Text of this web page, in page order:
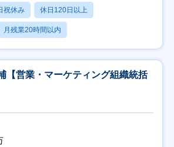
祝休み 休日120日以上
月残業20時間以内
【営業・マーケティング組織統括